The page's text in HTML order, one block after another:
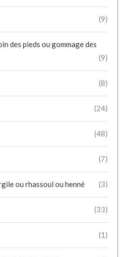
(9)
des pieds ou gommage des
(9)
(8)
(24)
(48)
(7)
ou rhassoul ou henné (3)
(33)
(1)